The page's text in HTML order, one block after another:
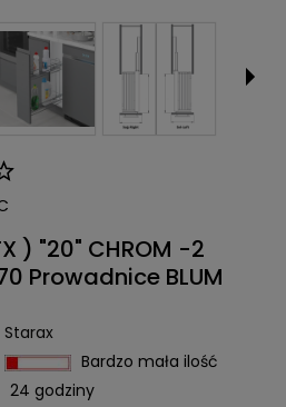
) "20" CHROM -2
Prowadnice BLUM
Starax
Bardzo mała ilość
24 godziny